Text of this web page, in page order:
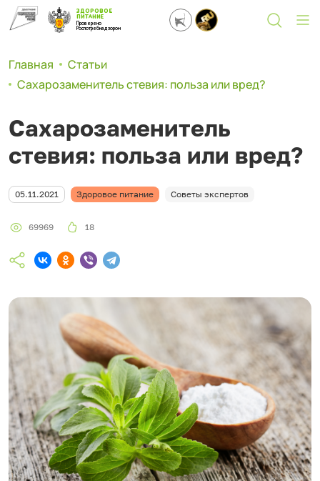
ЗДОРОВОЕ
ПИТАНИЕ
Проверено
Роспотребнадзором
Главная
Статьи
Сахарозаменитель стевия: польза или вред?
Сахарозаменитель
стевия: польза или вред?
05.11.2021 Здоровое питание Советы экспертов
69969 18